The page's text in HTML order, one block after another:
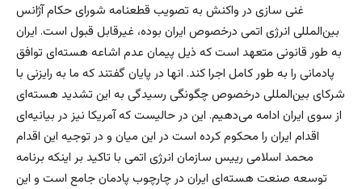
غنی سازی در واکنش به تصویب قطعنامه شورای حکام آژانس
بین‌المللی انرژی اتمی درخصوص ایران بوده، غیرقابل قبول است. ایران
به طور قانونی متعهد است که ذیل پیمان عدم اشاعه هسته‌ای توافق
پادمانی را به طور کامل اجرا کند. انها در پایان گفتند که ما به رایزنی با
شرکای بین‌المللی درخصوص چگونگی رسیدگی به این تشدید هسته‌ای
از سوی ایران ادامه می‌دهیم. این در حالیست که آمریکا نیز در بیانیه‌ای
اقدام ایران را محکوم کرده است در این میان و در توجیه این اقدام
محمد اسلامی رییس سازمان انرژی اتمی با تاکید بر اینکه برنامه
توسعه صنعت هسته‌ای ایران در چارچوب پادمان جامع است و این